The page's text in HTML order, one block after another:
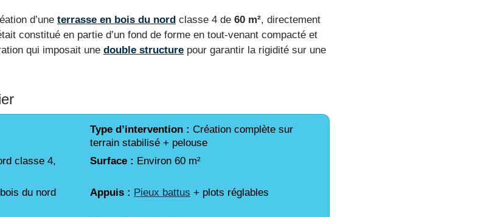
d’une terrasse en bois du nord classe 4 de 60 m², directement
constitué en partie d’un fond de forme en tout-venant compacté et
qui imposait une double structure pour garantir la rigidité sur une
Type d’intervention : Création complète sur
terrain stabilisé + pelouse
classe 4,
Surface : Environ 60 m²
bois du nord
Appuis : Pieux battus + plots réglables